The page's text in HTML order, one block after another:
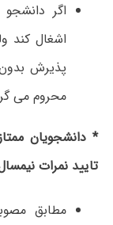
اگر
پذیرش بدون
محروم می
تایید نمرات نیمسال ۹۳۱ در سیستم گلستان اقدام
مطابق